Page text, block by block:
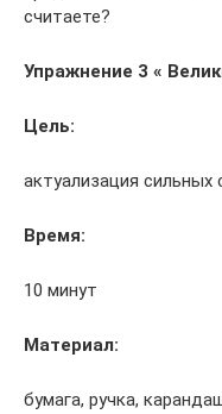
считаете?
Упражнение 3 «
Цель:
актуализация сильных
Время:
10 минут
Материал:
бумага, ручка,